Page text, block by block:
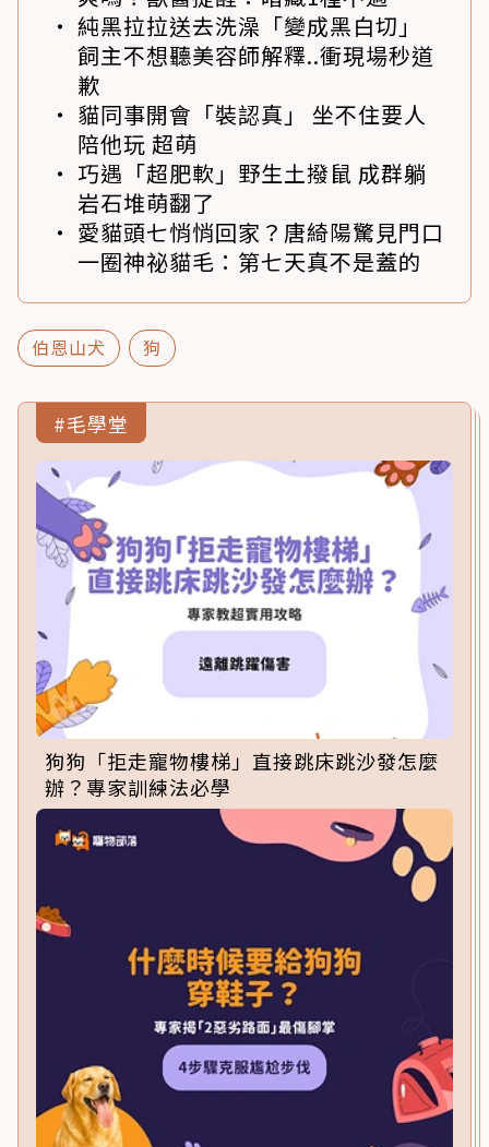
純黑拉拉送去洗澡「變成黑白切」
飼主不想聽美容師解釋..衝現場秒道
歉
貓同事開會「裝認真」 坐不住要人
陪他玩 超萌
巧遇「超肥軟」野生土撥鼠 成群躺
岩石堆萌翻了
愛貓頭七悄悄回家？唐綺陽驚見門口
一圈神祕貓毛：第七天真不是蓋的
伯恩山犬 狗
#毛學堂
狗狗「拒走寵物樓梯」直接跳床跳沙發怎麼
辦？專家訓練法必學